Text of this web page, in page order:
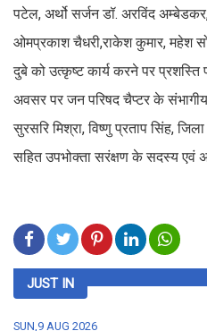
पटेल, अर्थो सर्जन डॉ. अरविंद
ओमप्रकाश चैधरी,राकेश कुमार, महेश
दुबे को उत्कृष्ट कार्य करने पर
अवसर पर जन परिषद चैप्टर के
सुरसरि मिश्रा, विष्णु प्रताप सिंह,
सहित उपभोक्ता सरंक्षण के सदस्य एवं
JUST IN
SUN,9 AUG 2026